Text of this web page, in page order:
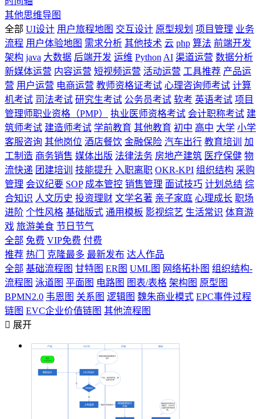
其他思维导图
全部 UI设计 用户旅程地图 交互设计 原型规划 项目管理 业务
流程 用户体验地图 需求分析 其他技术 云 php 算法 前端开发
架构 java 大数据 后端开发 运维 Python AI 渠道运营 数据分析
新媒体运营 内容运营 短视频运营 活动运营 工具推荐 产品运
营 用户运营 电商运营 教师资格证考试 心理咨询师考试 计算
机考试 司法考试 研究生考试 公务员考试 软考 英语考试 项目
管理师职业资格（PMP）
执业医师资格考试 会计职称考试 建
筑师考试 建造师考试 学前教育 其他教育 初中 高中 大学 小学
客服咨询 其他岗位 酒店餐饮 金融保险 汽车出行 教育培训
加
工制造 商务销售 媒体出版 法律法务 房地产建筑 医疗保健 物
流快递 团建培训 技能提升 入职离职 OKR-KPI 组织结构 采购
管理 会议纪要 SOP 成本管控 销售管理 面试技巧 计划总结 综
合知识 人文历史 投资理财 文学名著 亲子家庭 心理成长 职场
进阶 个性风格 基础版式 通用模板 影视综艺 生活常识 体育游
戏 旅游美食 节日节气
全部 免费 VIP免费 付费
推荐 热门 克隆最多 最新发布 达人作品
全部 基础流程图 甘特图 ER图 UML图 网络拓扑图 组织结构-
流程图 泳道图 平面图 电路图 图表/表格 架构图 原型图
BPMN2.0 韦恩图 关系图 逻辑图 魏朱商业模式 EPC事件过程
链图 EVC企业价值链图 其他流程图
 展开